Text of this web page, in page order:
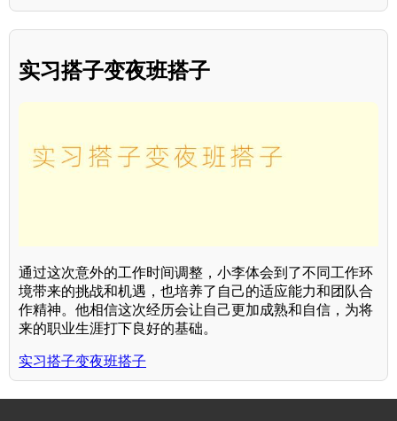
实习搭子变夜班搭子
通过这次意外的工作时间调整，小李体会到了不同工作环
境带来的挑战和机遇，也培养了自己的适应能力和团队合
作精神。他相信这次经历会让自己更加成熟和自信，为将
来的职业生涯打下良好的基础。
实习搭子变夜班搭子